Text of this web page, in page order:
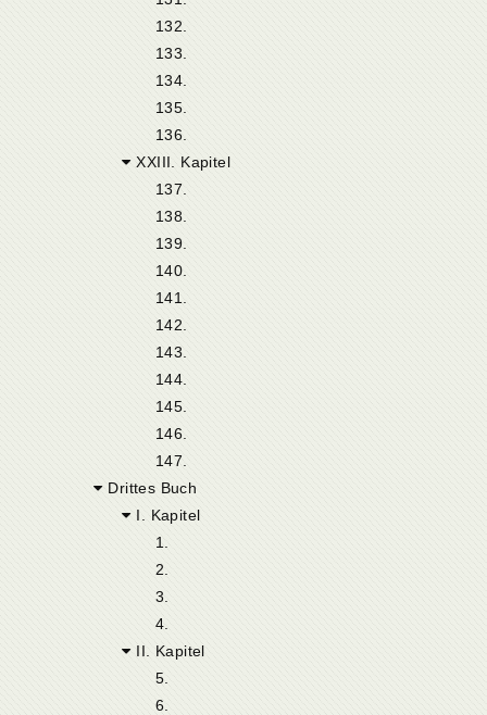
132.
133.
134.
135.
136.
XXIII. Kapitel
137.
138.
139.
140.
141.
142.
143.
144.
145.
146.
147.
Drittes Buch
I. Kapitel
1.
2.
3.
4.
II. Kapitel
5.
6.